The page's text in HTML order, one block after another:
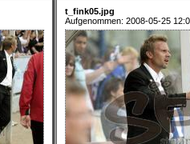
t_fink05.jpg
Aufgenommen: 2008-05-25